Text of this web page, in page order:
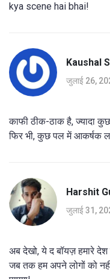
kya scene hai bhai!
Kaushal
जुलाई 26,
काफी ठीक-ठाक है, ज्यादा
फिर भी, कुछ पल में आकर्षक
Harshit
जुलाई 31,
अब देखो, ये द बॉयज़ हमारे देश
जब तक हम अपने लोगों को